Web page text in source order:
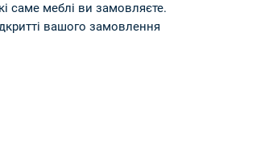
саме меблі ви замовляєте.
вашого замовлення